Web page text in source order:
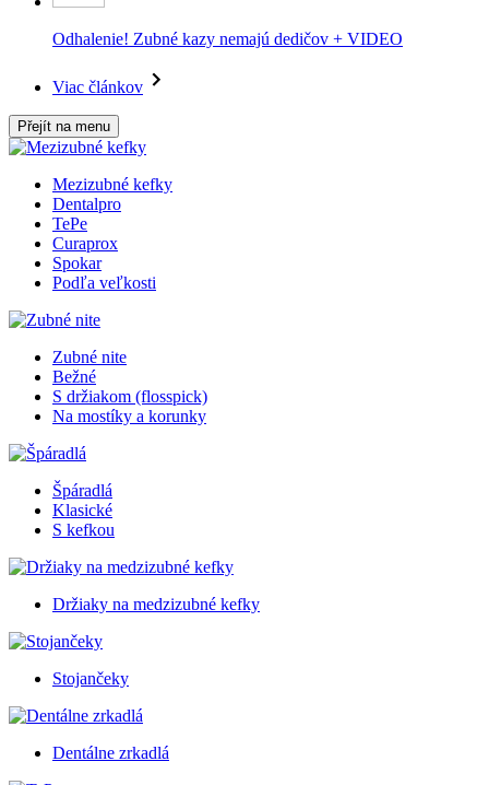
Odhalenie! Zubné kazy nemajú dedičov + VIDEO
Viac článkov
Přejít na menu
Mezizubné kefky
Dentalpro
TePe
Curaprox
Spokar
Podľa veľkosti
Zubné nite
Bežné
S držiakom (flosspick)
Na mostíky a korunky
Špáradlá
Klasické
S kefkou
Držiaky na medzizubné kefky
Stojančeky
Dentálne zrkadlá